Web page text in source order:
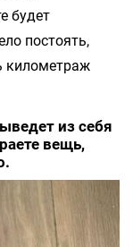
будет
постоять,
километраж
из себя
вещь,